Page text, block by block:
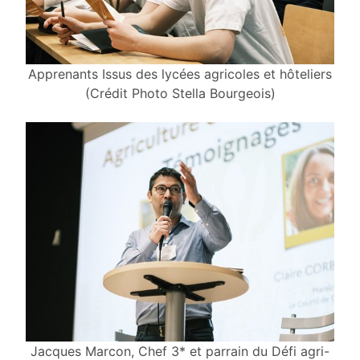
Apprenants Issus des lycées agricoles et hôteliers
(Crédit Photo Stella Bourgeois)
Jacques Marcon, Chef 3* et parrain du Défi agri-